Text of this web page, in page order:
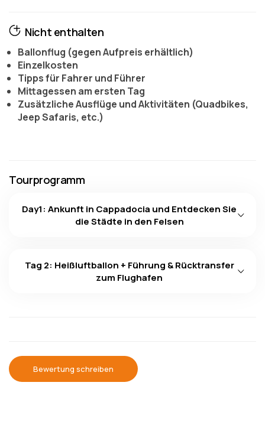
Nicht enthalten
Ballonflug (gegen Aufpreis erhältlich)
Einzelkosten
Tipps für Fahrer und Führer
Mittagessen am ersten Tag
Zusätzliche Ausflüge und Aktivitäten (Quadbikes,
Jeep Safaris, etc.)
Tourprogramm
Day1: Ankunft in Cappadocia und Entdecken Sie
die Städte in den Felsen
Tag 2: Heißluftballon + Führung & Rücktransfer
zum Flughafen
Bewertung schreiben